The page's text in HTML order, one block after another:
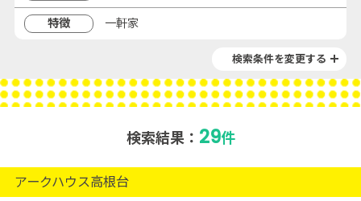
特徴
一軒家
検索条件を変更する
検索結果： 29件
アークハウス高根台